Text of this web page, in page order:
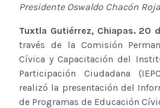
Presidente Oswaldo Chacón
Tuxtla Gutiérrez, Chiapas. 20
través de la Comisión
Cívica y Capacitación del
Participación Ciudadana
realizó la presentación del
de Programas de Educación